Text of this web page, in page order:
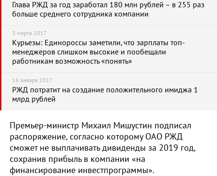
Глава РЖД за год заработал 180 млн рублей – в 255 раз
больше среднего сотрудника компании
3 марта 2017
Курьезы: Единороссы заметили, что зарплаты топ-
менеджеров слишком высокие и пообещали
работникам возможность «понять»
16 января 2017
РЖД потратит на создание положительного имиджа 1
млрд рублей
Премьер-министр Михаил Мишустин подписал
распоряжение, согласно которому ОАО РЖД
сможет не выплачивать дивиденды за 2019 год,
сохранив прибыль в компании «на
финансирование инвестпрограммы».